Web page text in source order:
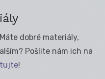
dobré materiály,
Pošlite nám ich na
!